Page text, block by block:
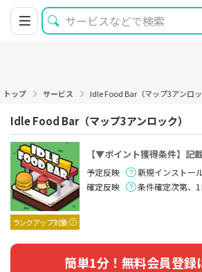
トップ サービス Idle Food Bar（マップ3アンロ
Idle Food Bar（マップ3アンロック）
ランクアップ対象
【▼ポイント獲得条件】記
予定反映
新規インストー
確定反映
条件確定次第、
簡単1分！無料会員登録